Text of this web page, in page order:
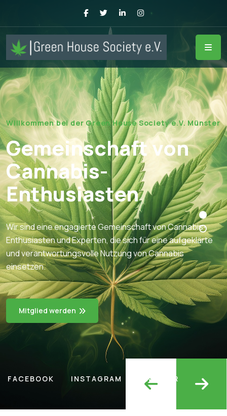
Willkommen bei der Green House Society e.V. Münster
Gemeinschaft von
Cannabis-
Enthusiasten
Wir sind eine engagierte Gemeinschaft von Cannabis-
Enthusiasten und Experten, die sich für eine aufgeklärte
und verantwortungsvolle Nutzung von Cannabis
einsetzen.
Mitglied werden
FACEBOOK INSTAGRAM TWITTER